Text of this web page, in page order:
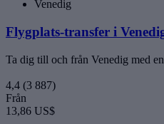
Venedig
Flygplats-transfer i
Ta dig till och från Venedig med
4,4 (3 887)
Från
13,86 US$